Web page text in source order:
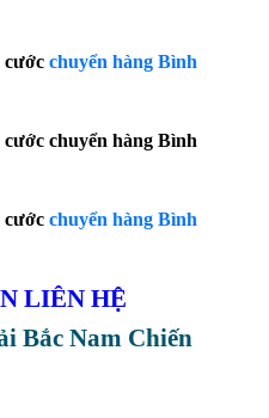
cước chuyển hàng Bình
chuyển hàng Bình
cước chuyển hàng Bình
LIÊN HỆ
Bắc Nam Chiến